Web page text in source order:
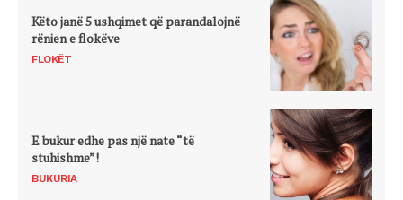
Këto janë 5 ushqimet që parandalojnë
rënien e flokëve
FLOKËT
E bukur edhe pas një nate “të
stuhishme”!
BUKURIA